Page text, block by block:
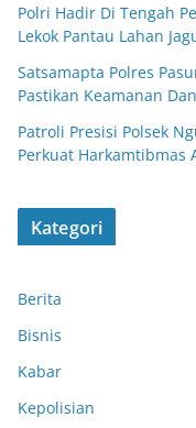
Polri Hadir Di Tengah
Lekok Pantau Lahan
Satsamapta Polres
Pastikan Keamanan
Patroli Presisi Polsek
Perkuat Harkamtibmas
Kategori
Berita
Bisnis
Kabar
Kepolisian